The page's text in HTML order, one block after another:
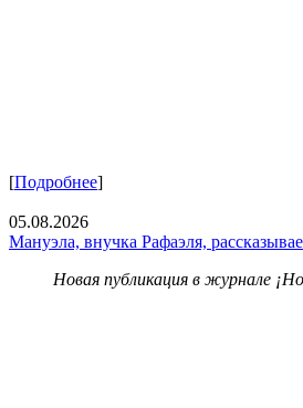
[Подробнее]
05.08.2026
Мануэла, внучка Рафаэля,
Новая публикация в журнале